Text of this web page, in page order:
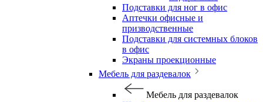
Подставки для ног в офис
Аптечки офисные и
призводственные
Подставки для системных блоков
в офис
Экраны проекционные
Мебель для раздевалок
Мебель для раздевалок